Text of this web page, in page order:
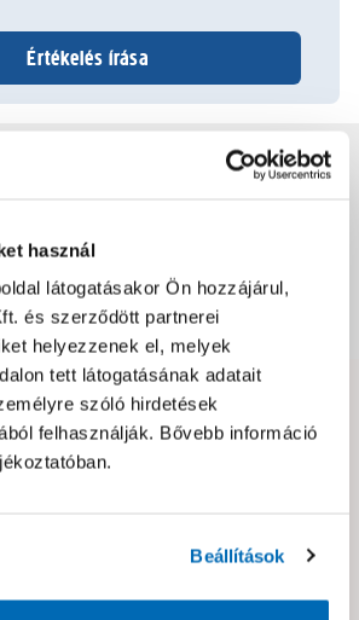
használ
látogatásakor Ön hozzájárul,
és szerződött partnerei
helyezzenek el, melyek
tett látogatásának adatait
szóló hirdetések
felhasználják. Bővebb információ
Beállítások
Értékelés írása
súly információk
felelős személy
az oldalon vagy a termék leírásában?
Kérjük jelezd nekünk!